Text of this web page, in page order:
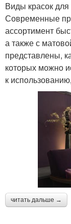
Виды красок для
Современные
ассортимент
а также с
представлены,
которых можно
к
читать дальше →